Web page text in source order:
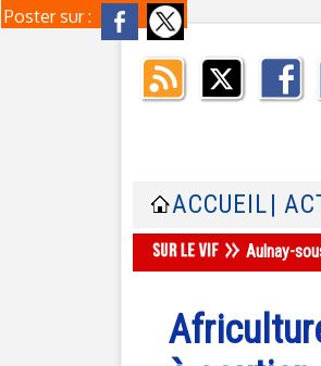
Poster sur :
ACCUEIL |
Aulnay-